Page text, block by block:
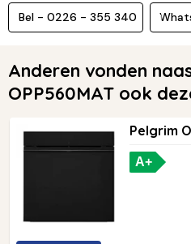
Bel - 0226 - 355 340
Anderen vonden
OPP560MAT ook
Pelgrim
A+